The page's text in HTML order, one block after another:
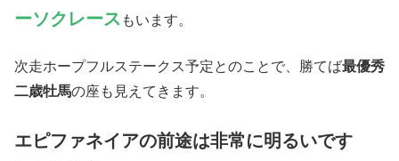
ーソクレース もいます。
次走ホープフルステークス予定とのことで、勝てば最優秀
二歳牡馬の座も見えてきます。
エピファネイアの前途は非常に明るいです